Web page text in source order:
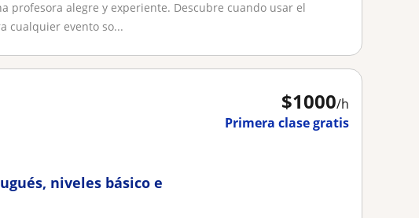
profesora alegre y experiente. Descubre cuando usar el
cualquier evento so...
$1000/h
Primera clase gratis
niveles básico e